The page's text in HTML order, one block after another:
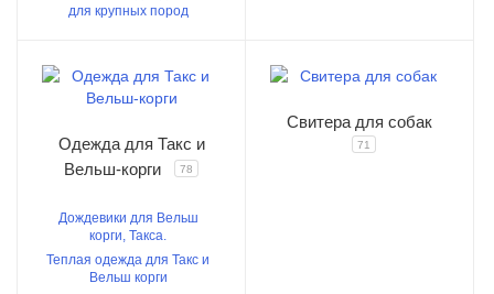
для крупных пород
Одежда для Такс и
Вельш-корги
78
Дождевики для Вельш
корги, Такса.
Теплая одежда для Такс и
Вельш корги
Свитера для собак
71